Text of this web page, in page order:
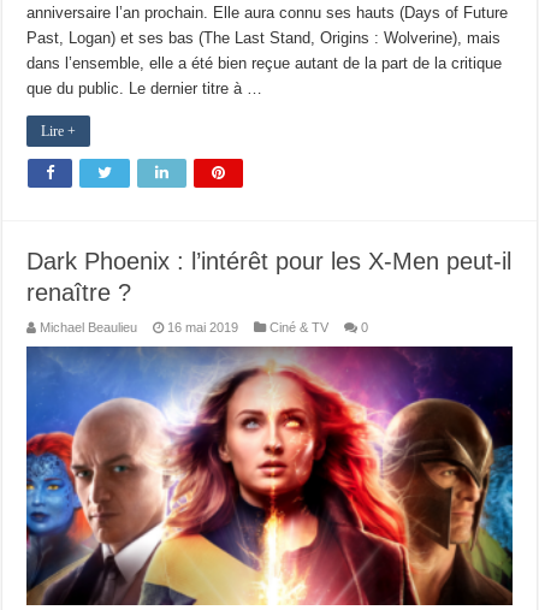
anniversaire l’an prochain. Elle aura connu ses hauts (Days of Future
Past, Logan) et ses bas (The Last Stand, Origins : Wolverine), mais
dans l’ensemble, elle a été bien reçue autant de la part de la critique
que du public. Le dernier titre à …
Lire +
Dark Phoenix : l’intérêt pour les X-Men peut-il
renaître ?
Michael Beaulieu 16 mai 2019 Ciné & TV 0